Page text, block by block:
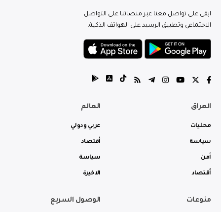
ابقى على تواصل معنا عبر منصاتنا على التواصل
الاجتماعي وتطبيق الرشيد على الهواتف الذكية.
العراق
محليات
سياسة
أمن
أقتصاد
العالم
عربي ودولي
أقتصاد
سياسة
الاخيرة
منوعات الوصول السريع